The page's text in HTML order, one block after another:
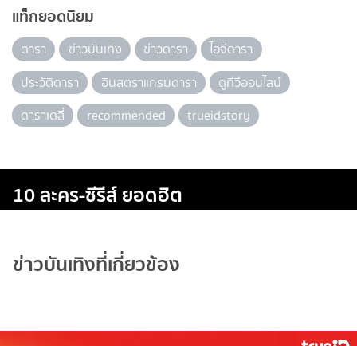
แท็กยอดนิยม
ดารา ข่าวบันเทิง ข่าวดารา
ไอจีดารา
ประวัติดารา
อินสตราแกรมดารา
ดูทีวีออนไลน์
ดาราเดลี่
recommended trueidstory
10 ละคร-ซีรีส์ ยอดฮิต
ข่าวบันเทิงที่เกี่ยวข้อง